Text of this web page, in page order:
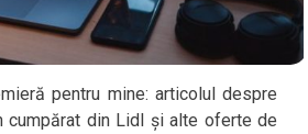
pentru mine: articolul despre
cumpărat din Lidl și alte oferte de